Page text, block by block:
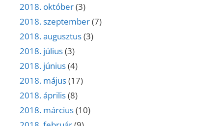
2018. október(3)
2018. szeptember(7)
2018. augusztus(3)
2018. július(3)
2018. június(4)
2018. május(17)
2018. április(8)
2018. március(10)